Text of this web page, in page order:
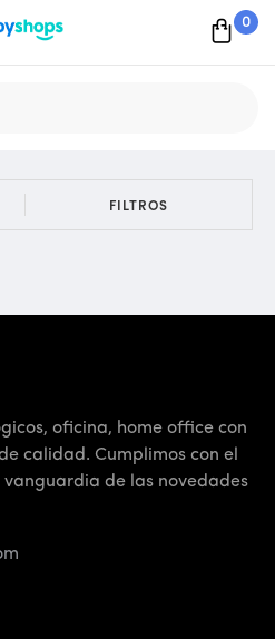
0
FILTROS
oficina, home office con
calidad. Cumplimos con el
de las novedades